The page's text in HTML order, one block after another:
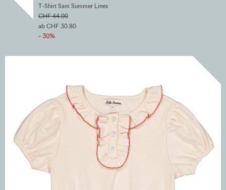
T-Shirt Sam Summer Lines
CHF 44.00
ab CHF 30.80
- 30%